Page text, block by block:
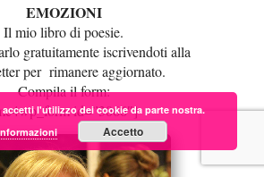
EMOZIONI
Il mio libro di poesie.
gratuitamente iscrivendoti alla
per rimanere aggiornato.
Compila il form:
id=”3066″]
l'utilizzo dei cookie da parte nostra.
Accetto